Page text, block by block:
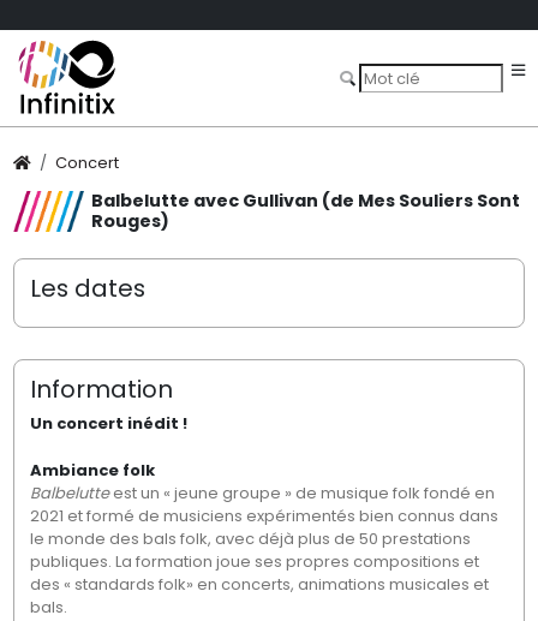
Concert
Balbelutte avec Gullivan (de Mes Souliers Sont
Rouges)
Les dates
Information
Un concert inédit !
Ambiance folk
Balbelutteest un « jeune groupe » de musique folk fondé en
2021 et formé de musiciens expérimentés bien connus dans
le monde des bals folk, avec déjà plus de 50 prestations
publiques. La formation joue ses propres compositions et
des « standards folk» en concerts, animations musicales et
bals.